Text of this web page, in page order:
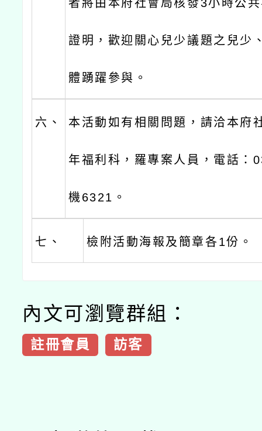
者將由本府社會局核發3小時公
證明，歡迎關心兒少議題之兒少
體踴躍參與。
六、 本活動如有相關問題，請洽本府
年福利科，羅專案人員，電話：
機6321。
七、 檢附活動海報及簡章各1份。
內文可瀏覽群組：
註冊會員 訪客